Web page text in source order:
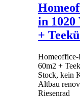
in 1020
+
60m2 +
Stock, kein
Altbau
Riesenrad